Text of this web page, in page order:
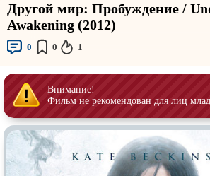
Аниме
Врачи
Коллекция
Новогодние
событиях
Параллельные миры
Перевод
Другой мир: Пробуждение /
Awakening (2012)
0 0 1
Внимание!
Фильм не рекомендован для лиц